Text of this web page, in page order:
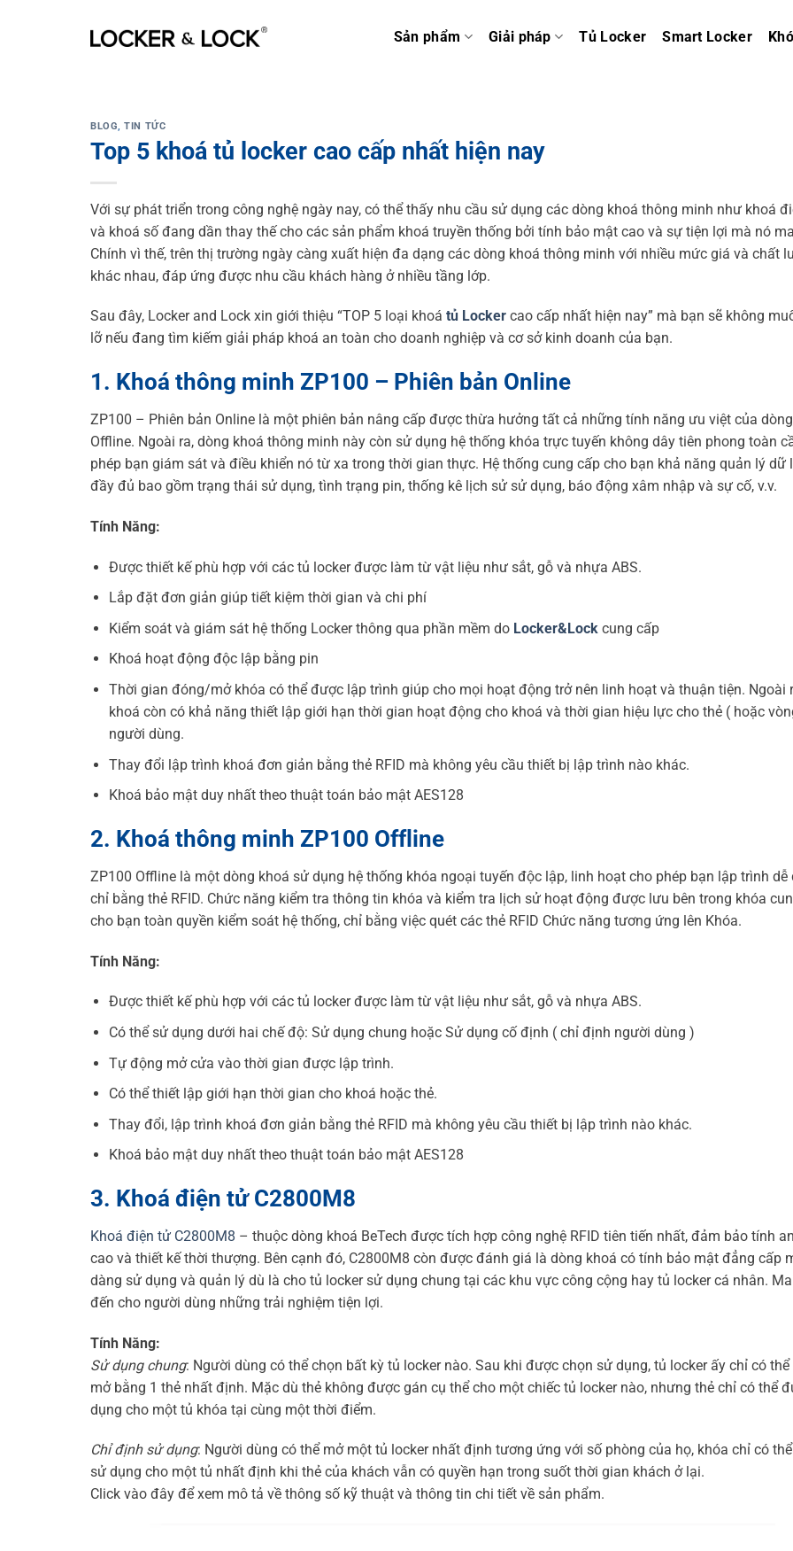
Sản phẩm Giải pháp Tủ Locker Smart Locker
BLOG,TIN TỨC
Top 5 khoá tủ locker cao cấp nhất hiện nay
Với sự phát triển trong công nghệ ngày nay, có thể thấy nhu cầu sử dụng các dòng khoá thông minh như khoá
và khoá số đang dần thay thế cho các sản phẩm khoá truyền thống bởi tính bảo mật cao và sự tiện lợi mà nó
Chính vì thế, trên thị trường ngày càng xuất hiện đa dạng các dòng khoá thông minh với nhiều mức giá và chất
khác nhau, đáp ứng được nhu cầu khách hàng ở nhiều tầng lớp.
Sau đây, Locker and Lock xin giới thiệu “TOP 5 loại khoá tủ Locker cao cấp nhất hiện nay” mà bạn sẽ không
lỡ nếu đang tìm kiếm giải pháp khoá an toàn cho doanh nghiệp và cơ sở kinh doanh của bạn.
1. Khoá thông minh ZP100 – Phiên bản Online
ZP100 – Phiên bản Online là một phiên bản nâng cấp được thừa hưởng tất cả những tính năng ưu việt của dòng
Offline. Ngoài ra, dòng khoá thông minh này còn sử dụng hệ thống khóa trực tuyến không dây tiên phong toàn
phép bạn giám sát và điều khiển nó từ xa trong thời gian thực. Hệ thống cung cấp cho bạn khả năng quản lý dữ
đầy đủ bao gồm trạng thái sử dụng, tình trạng pin, thống kê lịch sử sử dụng, báo động xâm nhập và sự cố, v.v.
Tính Năng:
Được thiết kế phù hợp với các tủ locker được làm từ vật liệu như sắt, gỗ và nhựa ABS.
Lắp đặt đơn giản giúp tiết kiệm thời gian và chi phí
Kiểm soát và giám sát hệ thống Locker thông qua phần mềm doLocker&Lock cung cấp
Khoá hoạt động độc lập bằng pin
Thời gian đóng/mở khóa có thể được lập trình giúp cho mọi hoạt động trở nên linh hoạt và thuận tiện. Ngoài
khoá còn có khả năng thiết lập giới hạn thời gian hoạt động cho khoá và thời gian hiệu lực cho thẻ ( hoặc
người dùng.
Thay đổi lập trình khoá đơn giản bằng thẻ RFID mà không yêu cầu thiết bị lập trình nào khác.
Khoá bảo mật duy nhất theo thuật toán bảo mật AES128
2. Khoá thông minh ZP100 Offline
ZP100 Offline là một dòng khoá sử dụng hệ thống khóa ngoại tuyến độc lập, linh hoạt cho phép bạn lập trình dễ
chỉ bằng thẻ RFID. Chức năng kiểm tra thông tin khóa và kiểm tra lịch sử hoạt động được lưu bên trong khóa
cho bạn toàn quyền kiểm soát hệ thống, chỉ bằng việc quét các thẻ RFID Chức năng tương ứng lên Khóa.
Tính Năng:
Được thiết kế phù hợp với các tủ locker được làm từ vật liệu như sắt, gỗ và nhựa ABS.
Có thể sử dụng dưới hai chế độ: Sử dụng chung hoặc Sử dụng cố định ( chỉ định người dùng )
Tự động mở cửa vào thời gian được lập trình.
Có thể thiết lập giới hạn thời gian cho khoá hoặc thẻ.
Thay đổi, lập trình khoá đơn giản bằng thẻ RFID mà không yêu cầu thiết bị lập trình nào khác.
Khoá bảo mật duy nhất theo thuật toán bảo mật AES128
3. Khoá điện tử C2800M8
Khoá điện tử C2800M8 – thuộc dòng khoá BeTech được tích hợp công nghệ RFID tiên tiến nhất, đảm bảo tính
cao và thiết kế thời thượng. Bên cạnh đó, C2800M8 còn được đánh giá là dòng khoá có tính bảo mật đẳng cấp
dàng sử dụng và quản lý dù là cho tủ locker sử dụng chung tại các khu vực công cộng hay tủ locker cá nhân.
đến cho người dùng những trải nghiệm tiện lợi.
Tính Năng:
Sử dụng chung: Người dùng có thể chọn bất kỳ tủ locker nào. Sau khi được chọn sử dụng, tủ locker ấy chỉ có
mở bằng 1 thẻ nhất định. Mặc dù thẻ không được gán cụ thể cho một chiếc tủ locker nào, nhưng thẻ chỉ có thể
dụng cho một tủ khóa tại cùng một thời điểm.
Chỉ định sử dụng: Người dùng có thể mở một tủ locker nhất định tương ứng với số phòng của họ, khóa chỉ có
sử dụng cho một tủ nhất định khi thẻ của khách vẫn có quyền hạn trong suốt thời gian khách ở lại.
Click vào đây để xem mô tả về thông số kỹ thuật và thông tin chi tiết về sản phẩm.